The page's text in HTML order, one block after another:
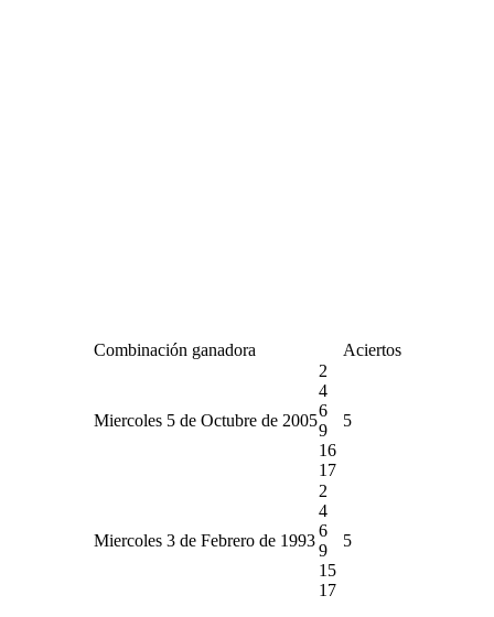
Combinación ganadora Aciertos
Miercoles 5 de Octubre de 2005
2
4
6
9
16
17
5
Miercoles 3 de Febrero de 1993
2
4
6
9
15
17
5